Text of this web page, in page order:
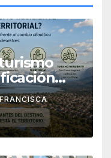
FRANCISCA